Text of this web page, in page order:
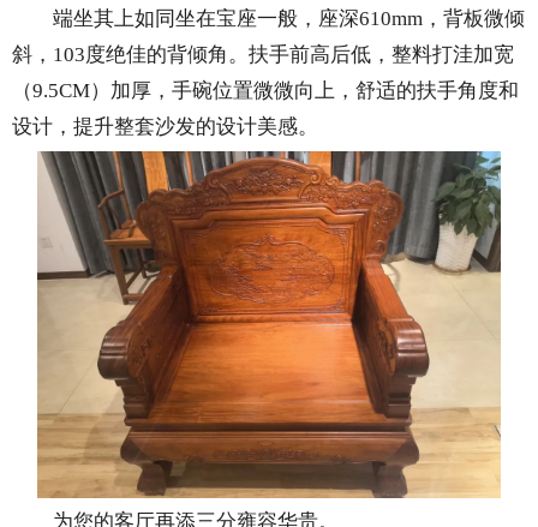
端坐其上如同坐在宝座一般，座深610mm，背板微倾
斜，103度绝佳的背倾角。扶手前高后低，整料打洼加宽
（9.5CM）加厚，手碗位置微微向上，舒适的扶手角度和
设计，提升整套沙发的设计美感。
为您的客厅再添三分雍容华贵。